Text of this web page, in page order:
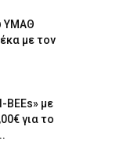
ΥΜΑΘ
με τον
BEEs» με
για το